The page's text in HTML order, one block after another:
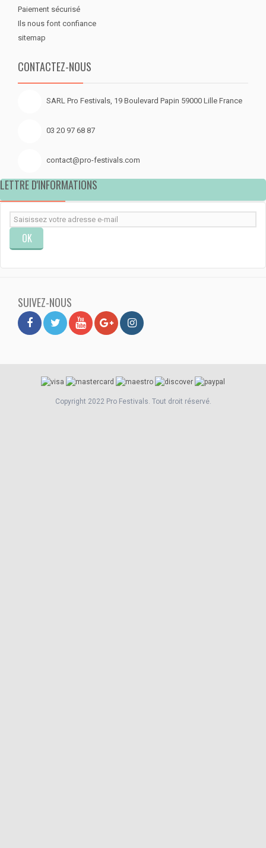
Paiement sécurisé
Ils nous font confiance
sitemap
CONTACTEZ-NOUS
SARL Pro Festivals, 19 Boulevard Papin 59000 Lille France
03 20 97 68 87
contact@pro-festivals.com
LETTRE D'INFORMATIONS
OK
SUIVEZ-NOUS
Copyright 2022 Pro Festivals. Tout droit réservé.